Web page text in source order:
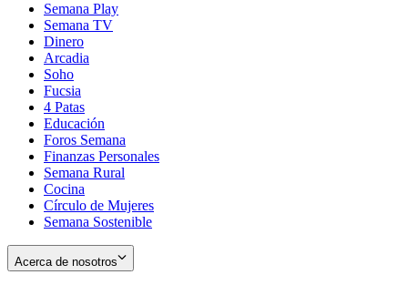
Semana Play
Semana TV
Dinero
Arcadia
Soho
in
new
window
Fucsia
in
new
window
4 Patas
Educación
Foros Semana
Finanzas Personales
Semana Rural
Cocina
Círculo de Mujeres
Semana Sostenible
Acerca de nosotros